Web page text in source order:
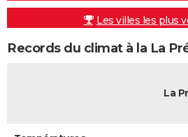
Les villes les plus
Records du climat à la La
La